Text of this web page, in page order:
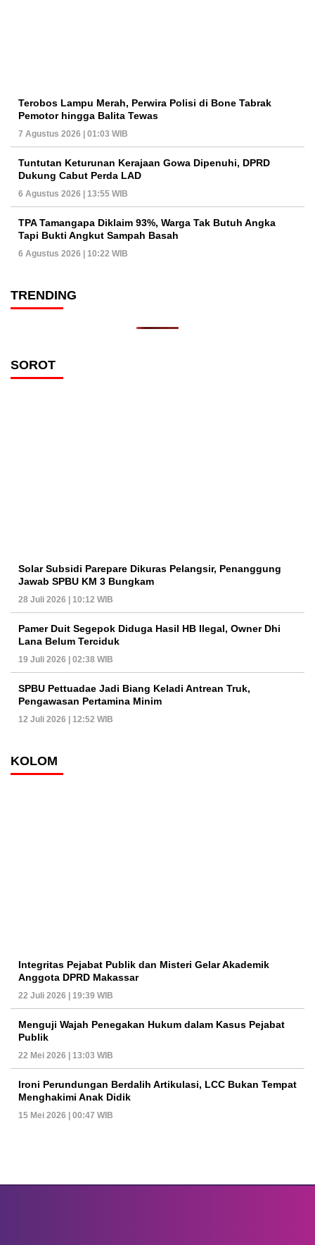
Terobos Lampu Merah, Perwira Polisi di Bone Tabrak
Pemotor hingga Balita Tewas
7 Agustus 2026 | 01:03 WIB
Tuntutan Keturunan Kerajaan Gowa Dipenuhi, DPRD
Dukung Cabut Perda LAD
6 Agustus 2026 | 13:55 WIB
TPA Tamangapa Diklaim 93%, Warga Tak Butuh Angka
Tapi Bukti Angkut Sampah Basah
6 Agustus 2026 | 10:22 WIB
TRENDING
SOROT
Solar Subsidi Parepare Dikuras Pelangsir, Penanggung
Jawab SPBU KM 3 Bungkam
28 Juli 2026 | 10:12 WIB
Pamer Duit Segepok Diduga Hasil HB Ilegal, Owner Dhi
Lana Belum Terciduk
19 Juli 2026 | 02:38 WIB
SPBU Pettuadae Jadi Biang Keladi Antrean Truk,
Pengawasan Pertamina Minim
12 Juli 2026 | 12:52 WIB
KOLOM
Integritas Pejabat Publik dan Misteri Gelar Akademik
Anggota DPRD Makassar
22 Juli 2026 | 19:39 WIB
Menguji Wajah Penegakan Hukum dalam Kasus Pejabat
Publik
22 Mei 2026 | 13:03 WIB
Ironi Perundungan Berdalih Artikulasi, LCC Bukan Tempat
Menghakimi Anak Didik
15 Mei 2026 | 00:47 WIB